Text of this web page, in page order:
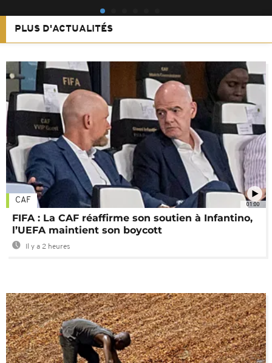
PLUS D'ACTUALITÉS
01:00
CAF
FIFA : La CAF réaffirme son soutien à Infantino,
l’UEFA maintient son boycott
Il y a 2 heures